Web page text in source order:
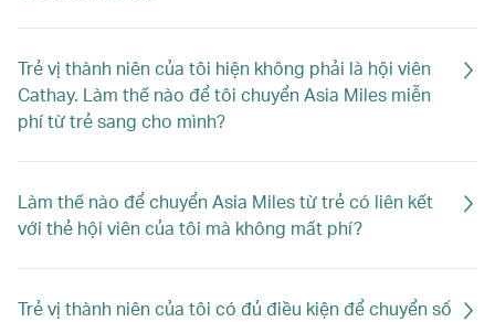
Trẻ vị thành niên của tôi hiện không phải là hội viên
Cathay. Làm thế nào để tôi chuyển Asia Miles miễn
phí từ trẻ sang cho mình?
Làm thế nào để chuyển Asia Miles từ trẻ có liên kết
với thẻ hội viên của tôi mà không mất phí?
Trẻ vị thành niên của tôi có đủ điều kiện để chuyển số